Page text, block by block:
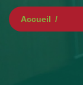
Accueil